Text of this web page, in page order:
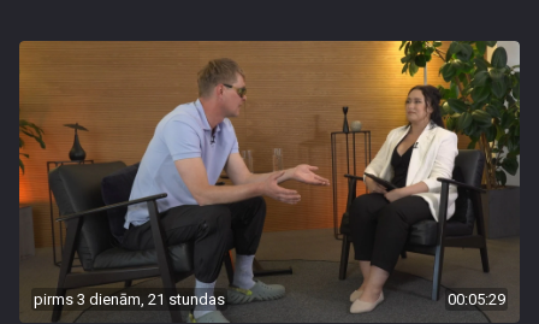
pirms 3 dienām, 21 stundas 00:05:29